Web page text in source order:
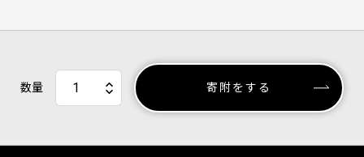
数量 寄附をする